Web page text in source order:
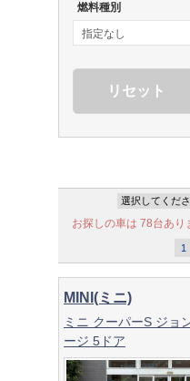
燃料種別
お探しの車は 78台あり
1
MINI(ミニ)
ミニ クーパーS ジョ
ージ 5ドア